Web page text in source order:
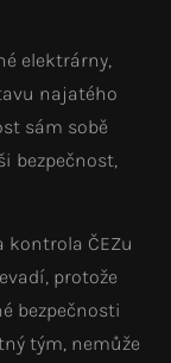
elektrárny,
najatého
sám sobě
bezpečnost,
kontrola ČEZu
protože
bezpečnosti
tým, nemůže